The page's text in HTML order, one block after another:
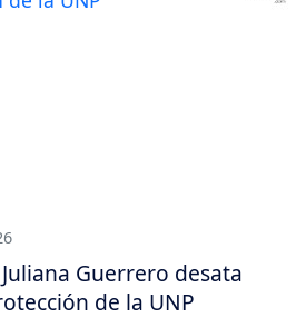
Guerrero desata
de la UNP